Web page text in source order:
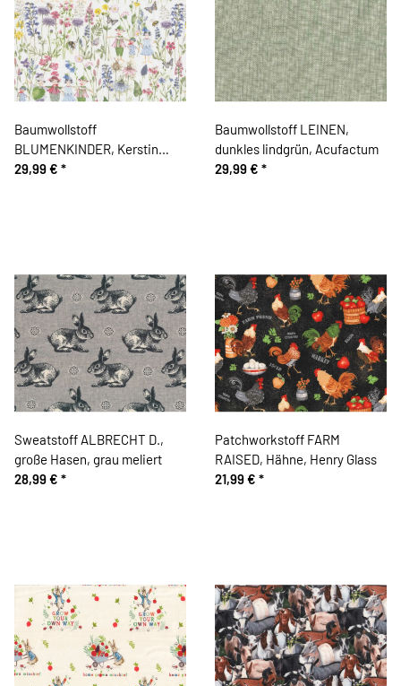
Baumwollstoff
BLUMENKINDER, Kerstin
Heß, Acufactum
29,99 € *
Baumwollstoff LEINEN,
dunkles lindgrün, Acufactum
29,99 € *
Sweatstoff ALBRECHT D.,
große Hasen, grau meliert
28,99 € *
Patchworkstoff FARM
RAISED, Hähne, Henry Glass
21,99 € *